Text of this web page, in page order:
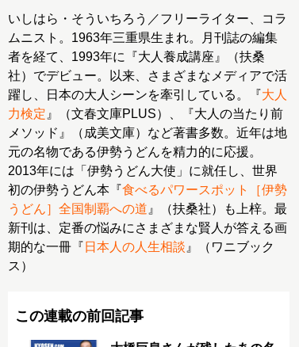
いしはら・そういちろう／フリーライター、コラ
ムニスト。1963年三重県生まれ。月刊誌の編集
者を経て、1993年に『大人養成講座』（扶桑
社）でデビュー。以来、さまざまなメディアで活
躍し、日本の大人シーンを牽引している。『大人
力検定 』（文春文庫PLUS）、『大人の当たり前
メソッド』（成美文庫）など著書多数。近年は地
元の名物である伊勢うどんを精力的に応援。
2013年には「伊勢うどん大使」に就任し、世界
初の伊勢うどん本『食べるパワースポット［伊勢
うどん］全国制覇への道 』（扶桑社）も上梓。最
新刊は、定番の悩みにさまざまな賢人が答える画
期的な一冊『 日本人の人生相談 』（ワニブック
ス）
この連載の前回記事